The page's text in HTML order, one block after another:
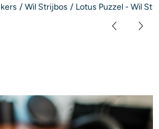
/ Wil Strijbos / Lotus Puzzel - Wil